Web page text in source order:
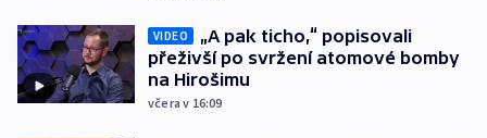
VIDEO
„A pak ticho,“ popisovali
přeživší po svržení atomové bomby
na Hirošimu
včera v 16:09